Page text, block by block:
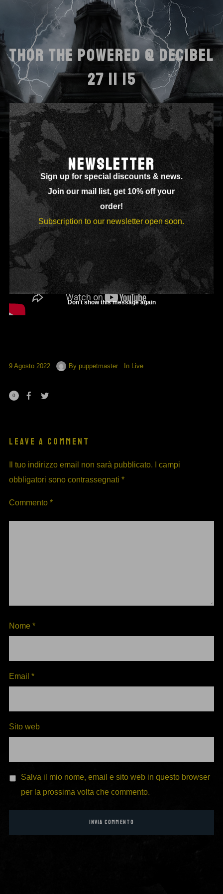
NEWSLETTER
Sign up for special discounts & news.
Join our mail list, get 10% off your
order!
Subscription to our newsletter open soon.
Don't show this message again
THOR THE POWERED @ DECIBEL
27 11 15
9 Agosto 2022 By puppetmaster In Live
0
LEAVE A COMMENT
Il tuo indirizzo email non sarà pubblicato.
I campi
obbligatori sono contrassegnati *
Commento *
Nome *
Email *
Sito web
Salva il mio nome, email e sito web in questo browser
per la prossima volta che commento.